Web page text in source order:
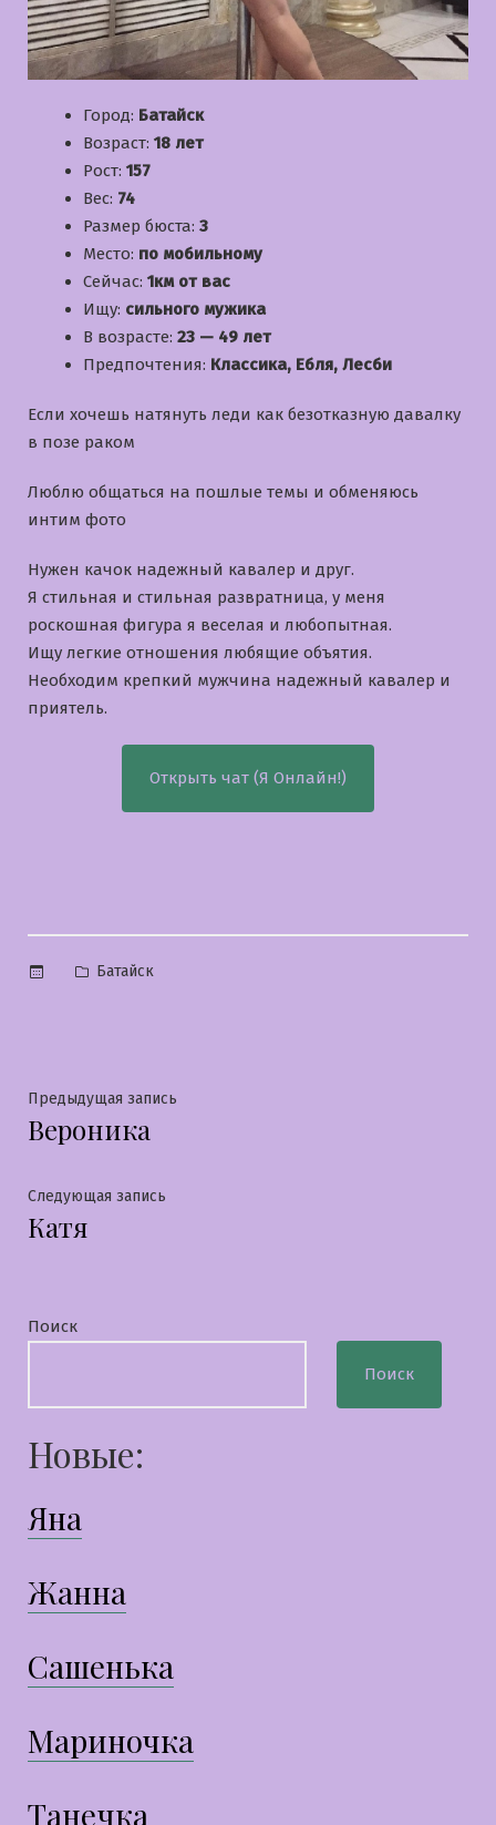
Город: Батайск
Возраст: 18 лет
Рост: 157
Вес: 74
Размер бюста: 3
Место: по мобильному
Сейчас: 1км от вас
Ищу: сильного мужика
В возрасте: 23 — 49 лет
Предпочтения: Классика, Ебля, Лесби
Если хочешь натянуть леди как безотказную давалку
в позе раком
Люблю общаться на пошлые темы и обменяюсь
интим фото
Нужен качок надежный кавалер и друг.
Я стильная и стильная развратница, у меня
роскошная фигура я веселая и любопытная.
Ищу легкие отношения любящие объятия.
Необходим крепкий мужчина надежный кавалер и
приятель.
Открыть чат (Я Онлайн!)
Опубликовано
Батайск
Навигация
по
записям
Предыдущая запись
Вероника
Следующая запись
Катя
Поиск
Поиск
Новые:
Яна
Жанна
Сашенька
Мариночка
Танечка